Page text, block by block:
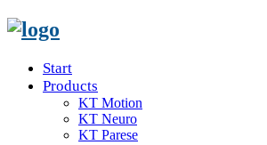
Start
Products
KT Motion
KT Neuro
KT Parese